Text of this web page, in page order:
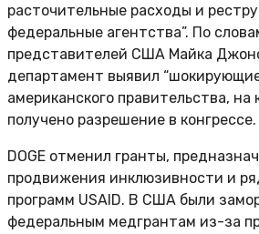
расточительные расходы и
федеральные агентства”. По
представителей США Майка
департамент выявил
американского правительства, на
получено разрешение в конгрессе.
DOGE отменил гранты,
продвижения инклюзивности и
программ USAID. В США были
федеральным медгрантам из-за